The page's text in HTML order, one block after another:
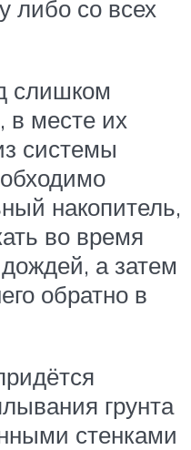
либо со всех
слишком
в месте их
системы
накопитель,
во время
а затем
обратно в
грунта
стенками